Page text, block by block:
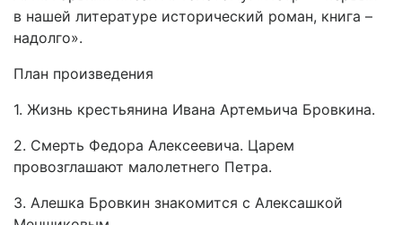
в нашей литературе исторический роман, книга –
надолго».
План произведения
1. Жизнь крестьянина Ивана Артемьича Бровкина.
2. Смерть Федора Алексеевича. Царем
провозглашают малолетнего Петра.
3. Алешка Бровкин знакомится с Алексашкой